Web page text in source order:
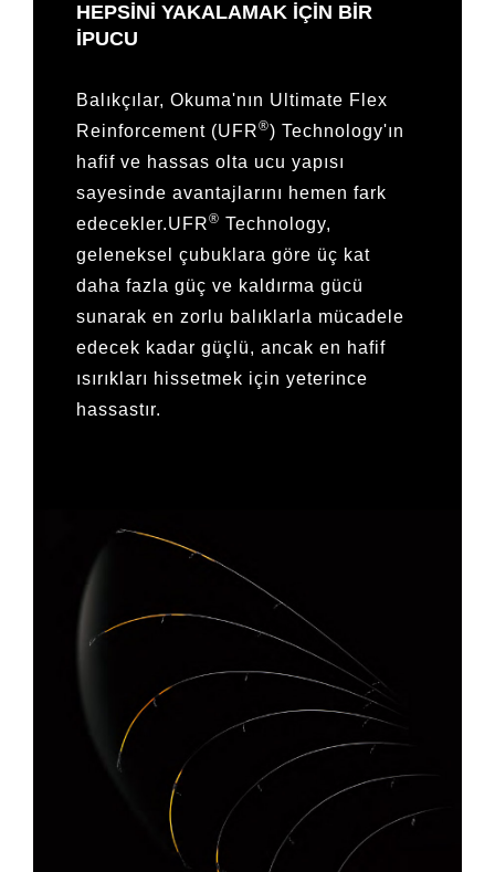
HEPSINI YAKALAMAK IÇIN BIR
IPUCU
Balıkçılar, Okuma'nın Ultimate Flex
Reinforcement (UFR®) Technology'ın
hafif ve hassas olta ucu yapısı
sayesinde avantajlarını hemen fark
edecekler.UFR® Technology,
geleneksel çubuklara göre üç kat
daha fazla güç ve kaldırma gücü
sunarak en zorlu balıklarla mücadele
edecek kadar güçlü, ancak en hafif
ısırıkları hissetmek için yeterince
hassastır.